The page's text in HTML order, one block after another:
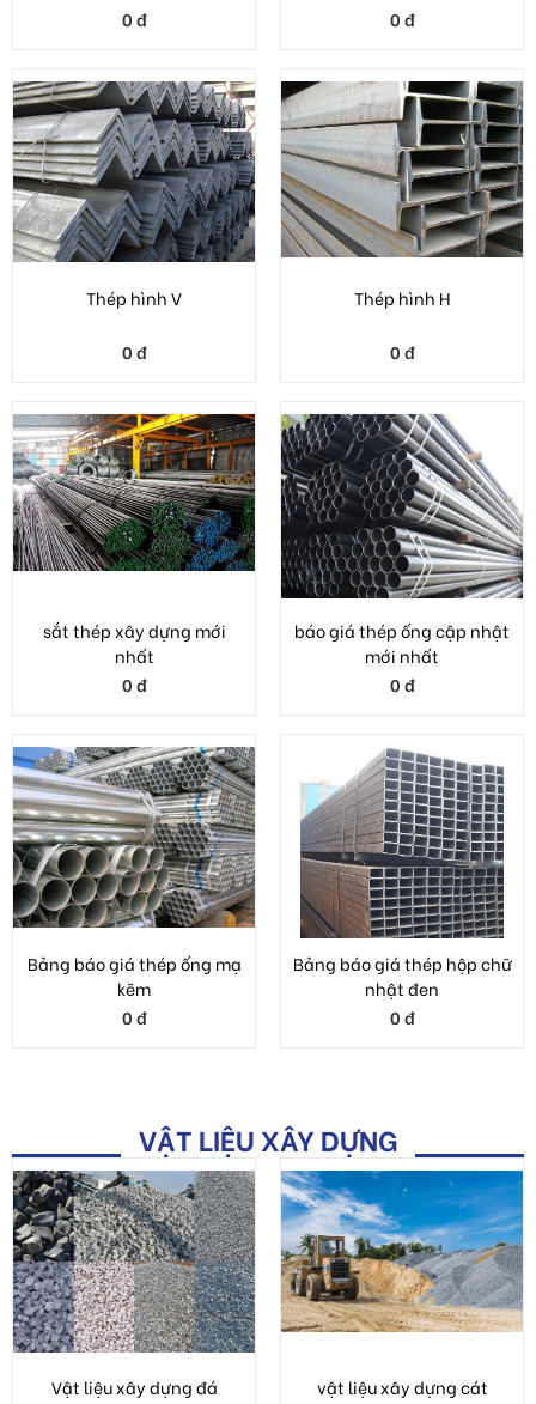
Thép hình V
0 đ
Thép hình H
0 đ
sắt thép xây dựng mới
nhất
0 đ
báo giá thép ống cập nhật
mới nhất
0 đ
Bảng báo giá thép ống mạ
kẽm
0 đ
Bảng báo giá thép hộp chữ
nhật đen
0 đ
VẬT LIỆU XÂY DỰNG
Vật liệu xây dựng đá
0 đ
vật liệu xây dựng cát
0 đ